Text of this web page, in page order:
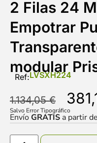
2 Filas 24
Empotrar
modular
Ref:LVSXH224
1.134,05€
Salvo Error Tipográfico
EnvíoGRATIS a partir